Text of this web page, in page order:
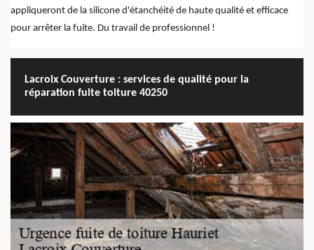
appliqueront de la silicone d'étanchéité de haute qualité et efficace
pour arrêter la fuite. Du travail de professionnel !
Lacroix Couverture : services de qualité pour la
réparation fuite toiture 40250